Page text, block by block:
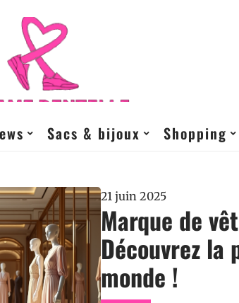
Sacs & bijoux Shopping
21 juin 2025
Marque de
Découvrez la
monde !